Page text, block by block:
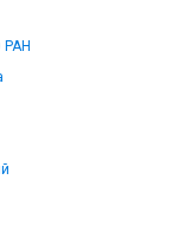
РАН